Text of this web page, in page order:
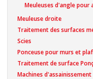
Meuleuses d'angle pour
Meuleuse droite
Traitement des surfaces
Scies
Ponceuse pour murs et
Traitement de surface
Machines d'assainissement